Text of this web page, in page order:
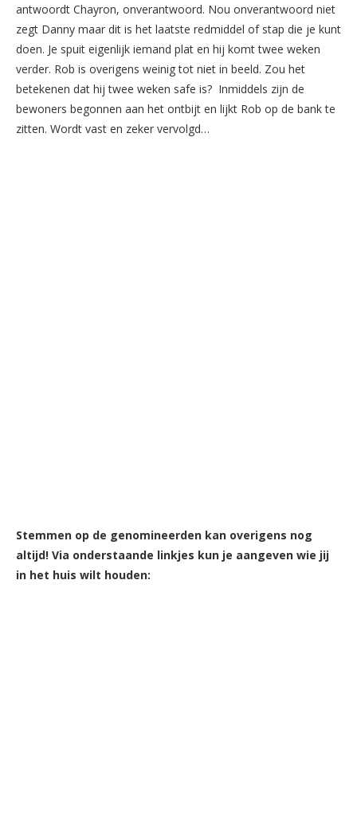
antwoordt Chayron, onverantwoord. Nou onverantwoord niet
zegt Danny maar dit is het laatste redmiddel of stap die je kunt
doen. Je spuit eigenlijk iemand plat en hij komt twee weken
verder. Rob is overigens weinig tot niet in beeld. Zou het
betekenen dat hij twee weken safe is? Inmiddels zijn de
bewoners begonnen aan het ontbijt en lijkt Rob op de bank te
zitten. Wordt vast en zeker vervolgd…
Stemmen op de genomineerden kan overigens nog
altijd! Via onderstaande linkjes kun je aangeven wie jij
in het huis wilt houden: